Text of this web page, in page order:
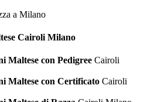
Cairoli Milano
Maltese con Pedigree Cairoli
Maltese con Certificato Cairoli